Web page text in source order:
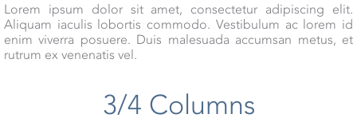
Lorem ipsum dolor sit amet, consectetur adipiscing elit.
Aliquam iaculis lobortis commodo. Vestibulum ac lorem id
enim viverra posuere. Duis malesuada accumsan metus, et
rutrum ex venenatis vel.
3/4 Columns